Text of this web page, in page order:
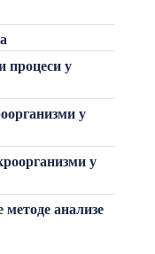
у
у
у
анализе